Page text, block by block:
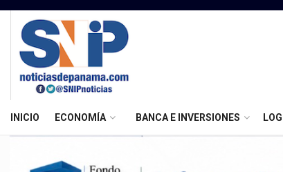
INICIO ECONOMÍA BANCA E INVERSIONES